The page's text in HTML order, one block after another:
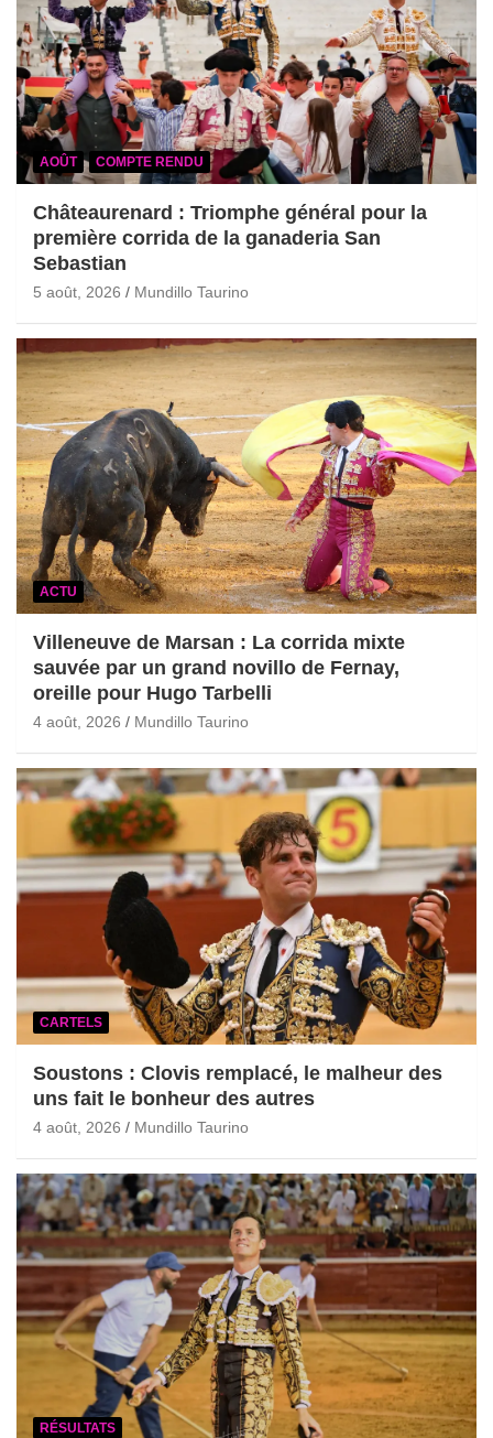
AOÛT COMPTE RENDU
Châteaurenard : Triomphe général pour la
première corrida de la ganaderia San
Sebastian
5 août, 2026 Mundillo Taurino
ACTU
Villeneuve de Marsan : La corrida mixte
sauvée par un grand novillo de Fernay,
oreille pour Hugo Tarbelli
4 août, 2026 Mundillo Taurino
CARTELS
Soustons : Clovis remplacé, le malheur des
uns fait le bonheur des autres
4 août, 2026 Mundillo Taurino
RÉSULTATS